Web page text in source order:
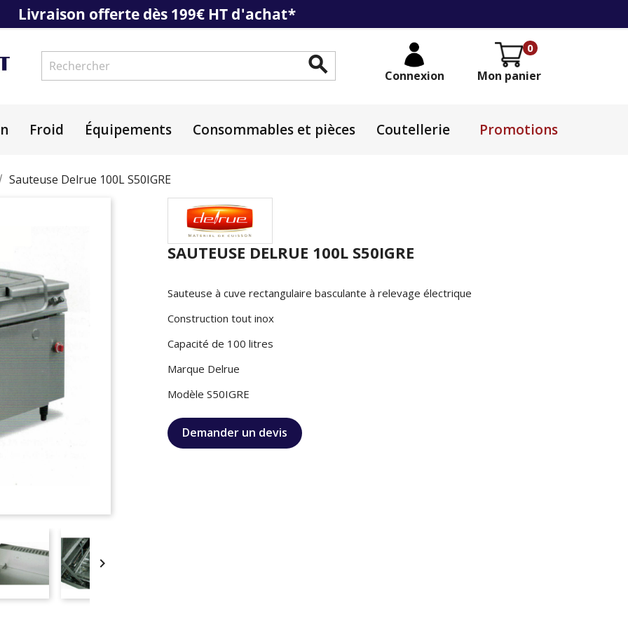
Livraison offerte dès 199€ HT d'achat*
0
Mon panier
 Connexion
Froid Équipements Consommables et pièces Coutellerie Promotions
Sauteuse Delrue 100L S50IGRE

SAUTEUSE DELRUE 100L S50IGRE
Sauteuse à cuve rectangulaire basculante à relevage électrique
Construction tout inox
Capacité de 100 litres
Marque Delrue
Modèle S50IGRE
Demander un devis